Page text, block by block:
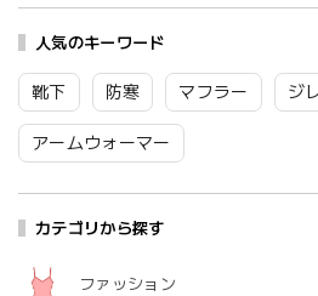
人気のキーワード
靴下 防寒 マフラー ジ
アームウォーマー
カテゴリから探す
ファッション
スト レトロ かわいい
6S-B34 Kl037
ク レッド 6M-B32
Kl043